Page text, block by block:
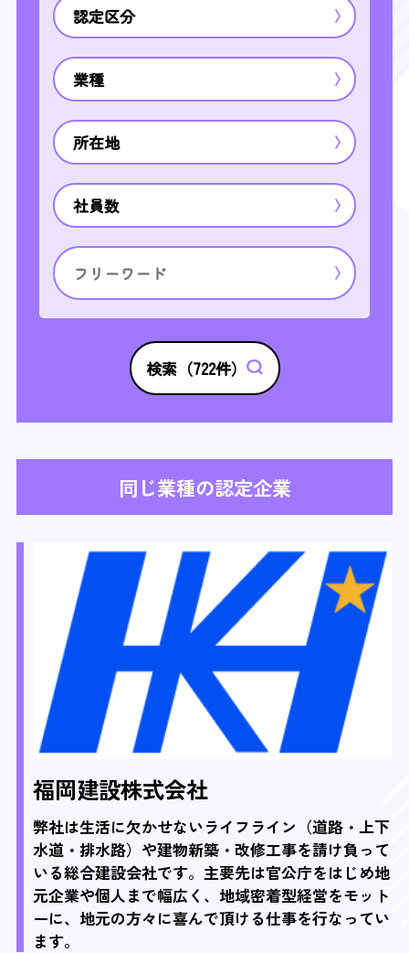
認定区分
業種
所在地
社員数
検索（722件）
同じ業種の認定企業
福岡建設株式会社
弊社は生活に欠かせないライフライン（道路・上下
水道・排水路）や建物新築・改修工事を請け負って
いる総合建設会社です。主要先は官公庁をはじめ地
元企業や個人まで幅広く、地域密着型経営をモット
ーに、地元の方々に喜んで頂ける仕事を行なってい
ます。